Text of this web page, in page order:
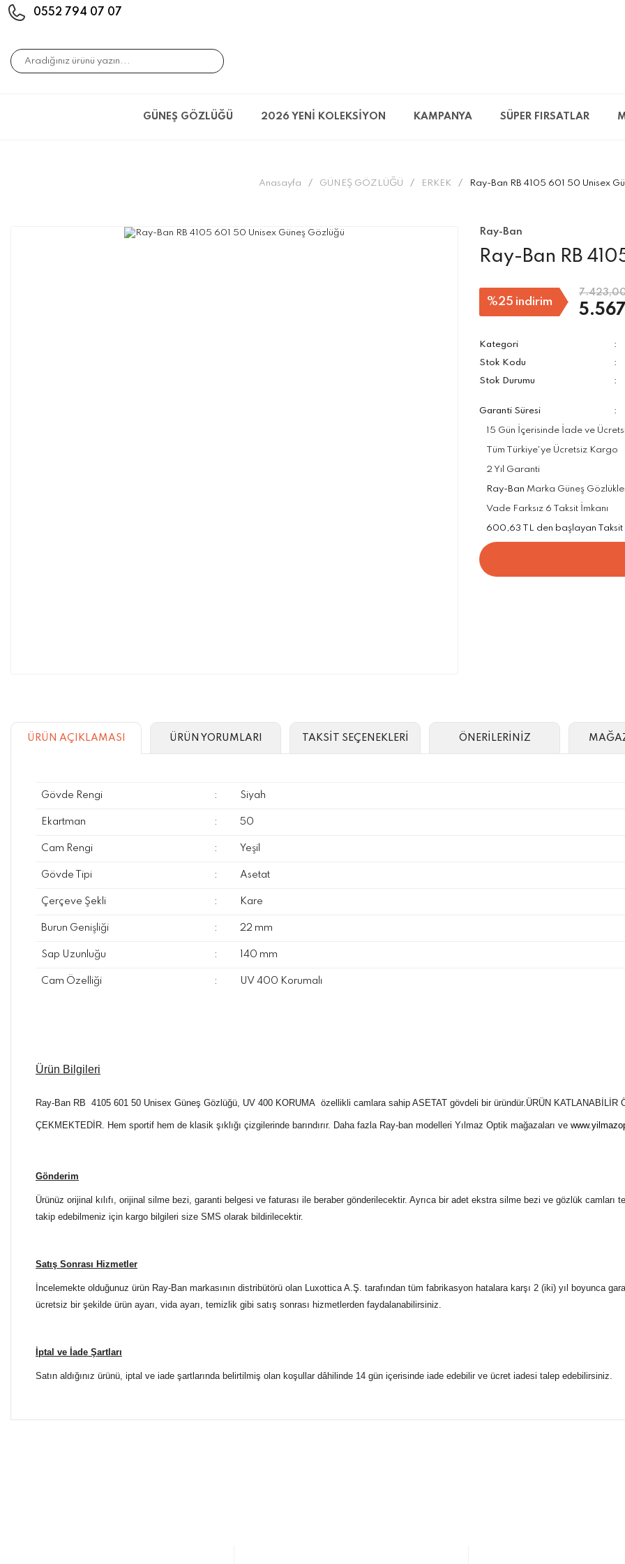
0552 794 07 07
GÜNEŞ GÖZLÜĞÜ 2026 YENİ KOLEKSİYON KAMPANYA SÜPER FIRSATLAR
Anasayfa GÜNEŞ GÖZLÜĞÜ ERKEK Ray-Ban RB 4105 601 50 Unisex
Ray-Ban
Ray-Ban RB
%25 indirim
Kategori
Stok Kodu
Stok Durumu
Garanti Süresi
15 Gün İçerisinde İade ve
Tüm Türkiye'ye Ücretsiz Kargo
2 Yıl Garanti
Ray-Ban Marka Güneş
Vade Farksız 6 Taksit İmkanı
600,63 TL den başlayan Taksit
ÜRÜN AÇIKLAMASI ÜRÜN YORUMLARI TAKSİT SEÇENEKLERİ ÖNERİLERİNİZ
Gövde Rengi : Siyah
Ekartman : 50
Cam Rengi : Yeşil
Gövde Tipi : Asetat
Çerçeve Şekli : Kare
Burun Genişliği : 22 mm
Sap Uzunluğu : 140 mm
Cam Özelliği : UV 400 Korumalı
Ürün Bilgileri
Ray-Ban RB 4105 601 50 Unisex Güneş Gözlüğü, UV 400 KORUMA özellikli camlara sahip ASETAT gövdeli bir üründür.ÜRÜN KATLANABİLİR
ÇEKMEKTEDİR. Hem sportif hem de klasik şıklığı çizgilerinde barındırır. Daha fazla Ray-ban modelleri Yılmaz Optik mağazaları ve
Gönderim
Ürünüz orijinal kılıfı, orijinal silme bezi, garanti belgesi ve faturası ile beraber gönderilecektir. Ayrıca bir adet ekstra silme bezi ve gözlük
takip edebilmeniz için kargo bilgileri size SMS olarak bildirilecektir.
Satış Sonrası Hizmetler
İncelemekte olduğunuz ürün Ray-Ban markasının distribütörü olan Luxottica A.Ş. tarafından tüm fabrikasyon hatalara karşı 2 (iki) yıl boyunca
ücretsiz bir şekilde ürün ayarı, vida ayarı, temizlik gibi satış sonrası hizmetlerden faydalanabilirsiniz.
İptal ve İade Şartları
Satın aldığınız ürünü, iptal ve iade şartlarında belirtilmiş olan koşullar dâhilinde 14 gün içerisinde iade edebilir ve ücret iadesi talep edebilirsiniz.